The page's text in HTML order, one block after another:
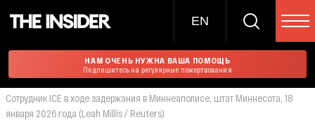
EN
НАМ ОЧЕНЬ НУЖНА ВАША ПОМОЩЬ
Подпишитесь на регулярные пожертвования
Сотрудник ICE в ходе задержания в Миннеаполисе, штат Миннесота, 18
января 2026 года (Leah Millis / Reuters)